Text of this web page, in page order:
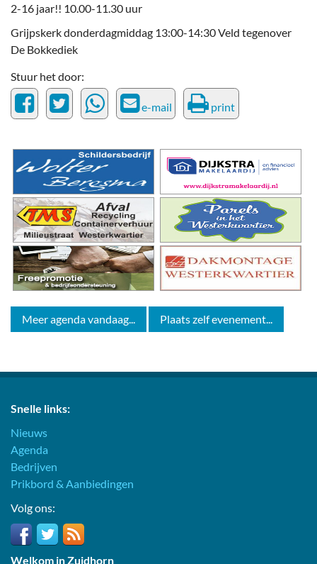
2-16 jaar!! 10.00-11.30 uur
Grijpskerk donderdagmiddag 13:00-14:30 Veld tegenover
De Bokkediek
Stuur het door:
e-mail print
Meer agenda vandaag... Plaats zelf evenement...
Snelle links:
Nieuws
Agenda
Bedrijven
Prikbord & Aanbiedingen
Volg ons:
Welkom in Zuidhorn